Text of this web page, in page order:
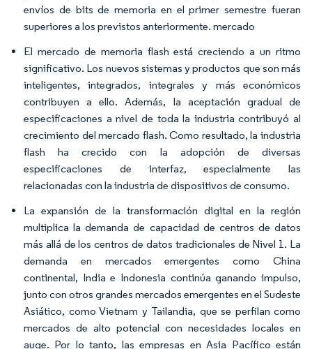
envíos de bits de memoria en el primer semestre fueran
superiores a los previstos anteriormente. mercado
El mercado de memoria flash está creciendo a un ritmo
significativo. Los nuevos sistemas y productos que son más
inteligentes, integrados, integrales y más económicos
contribuyen a ello. Además, la aceptación gradual de
especificaciones a nivel de toda la industria contribuyó al
crecimiento del mercado flash. Como resultado, la industria
flash ha crecido con la adopción de diversas
especificaciones de interfaz, especialmente las
relacionadas con la industria de dispositivos de consumo.
La expansión de la transformación digital en la región
multiplica la demanda de capacidad de centros de datos
más allá de los centros de datos tradicionales de Nivel 1. La
demanda en mercados emergentes como China
continental, India e Indonesia continúa ganando impulso,
junto con otros grandes mercados emergentes en el Sudeste
Asiático, como Vietnam y Tailandia, que se perfilan como
mercados de alto potencial con necesidades locales en
auge. Por lo tanto, las empresas en Asia Pacífico están